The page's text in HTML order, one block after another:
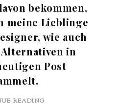
bekommen,
meine Lieblinge
wie auch
in
Post
READING